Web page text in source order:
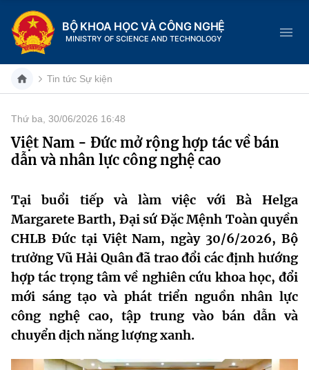
BỘ KHOA HỌC VÀ CÔNG NGHỆ
MINISTRY OF SCIENCE AND TECHNOLOGY
Danh mục
Trang chủ
Giới thiệu
Chức năng nhiệm vụ
Cơ cấu tổ chức
Lịch sử phát triển
Sở Khoa học và Công nghệ
Tin tức sự kiện
Khoa học và Công nghệ
Đổi mới sáng tạo
Chuyển đổi số
Bưu chính, Viễn thông
Dịch vụ công
Hệ thống văn bản
Văn bản QPPL
Văn bản chỉ đạo điều hành
MST IOFFICE
Tin tức Sự kiện
Thứ ba, 30/06/2026 16:48
Việt Nam - Đức mở rộng hợp tác về bán
dẫn và nhân lực công nghệ cao
Tại buổi tiếp và làm việc với Bà Helga
Margarete Barth, Đại sứ Đặc Mệnh Toàn quyền
CHLB Đức tại Việt Nam, ngày 30/6/2026, Bộ
trưởng Vũ Hải Quân đã trao đổi các định hướng
hợp tác trọng tâm về nghiên cứu khoa học, đổi
mới sáng tạo và phát triển nguồn nhân lực
công nghệ cao, tập trung vào bán dẫn và
chuyển dịch năng lượng xanh.